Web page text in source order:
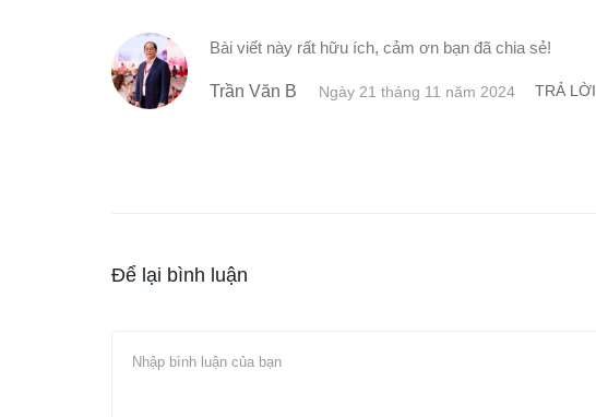
Bài viết này rất hữu ích, cảm ơn bạn đã chia sẻ!
Trần Văn B Ngày 21 tháng 11 năm 2024 TRẢ LỜI
Để lại bình luận